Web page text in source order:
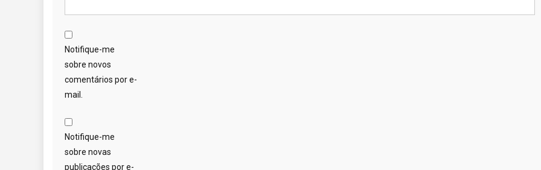
Notifique-me
sobre novos
comentários por e-
mail.
Notifique-me
sobre novas
publicações por e-